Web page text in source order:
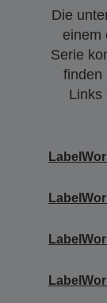
Die
einem
Serie
finden
Links